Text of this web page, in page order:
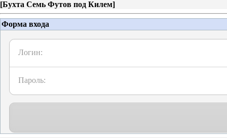
[Бухта Семь Футов под Килем]
Форма входа
Логин:
Пароль: